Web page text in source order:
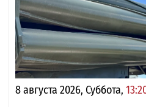
8 августа 2026, Суббота,